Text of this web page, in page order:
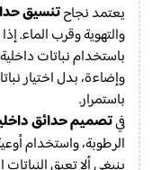
يعتمد نجاحتنسيق
والتهوية وقرب الماء.
باستخدام نباتات
وإضاءة، بدل اختيار
باستمرار.
فيتصميم حدائق
الرطوبة، واستخدام